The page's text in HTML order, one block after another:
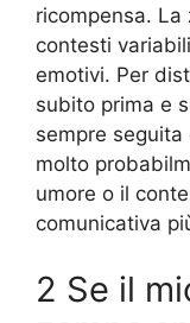
ricompensa. La
contesti
emotivi. Per
subito prima e
sempre
molto
umore o il
comunicativa
2 Se il